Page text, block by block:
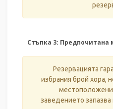
Стъпка 3: Предпочитана
Резервацията
избрания брой хора,
заведението